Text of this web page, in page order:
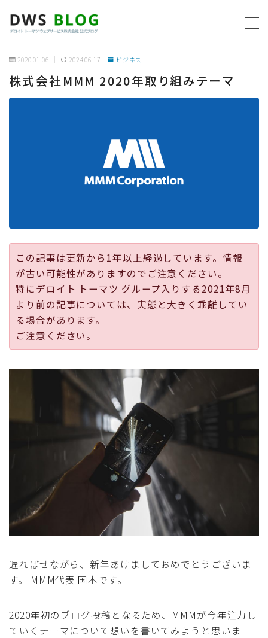
ホーム
採用
公式ページ
2020.01.06 2024.06.17 ビジネス
株式会社MMM 2020年取り組みテーマ
この記事は更新から1年以上経過しています。情報
が古い可能性がありますのでご注意ください。
特にデロイト トーマツ グループ入りする2021年8月
より前の記事については、実態と大きく乖離してい
る場合があります。
ご注意ください。
遅ればせながら、新年あけましておめでとうございま
す。 MMM代表 国本です。
2020年初のブログ投稿となるため、MMMが今年注力し
ていくテーマについて想いを書いてみようと思いま